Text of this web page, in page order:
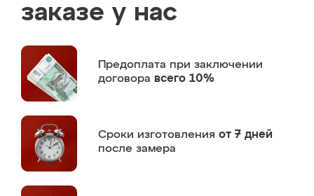
заказе у нас
Предоплата при заключении
договора всего 10%
Сроки изготовления от 7 дней
после замера